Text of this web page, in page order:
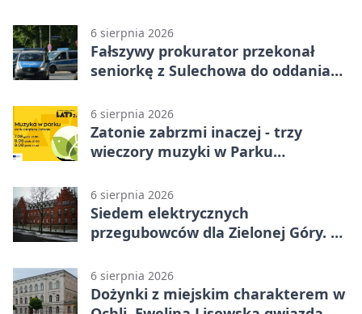
6 sierpnia 2026
Fałszywy prokurator przekonał
seniorkę z Sulechowa do oddania
6 sierpnia 2026
Zatonie zabrzmi inaczej - trzy
wieczory muzyki w Parku
6 sierpnia 2026
Siedem elektrycznych
przegubowców dla Zielonej Góry. To
6 sierpnia 2026
Dożynki z miejskim charakterem w